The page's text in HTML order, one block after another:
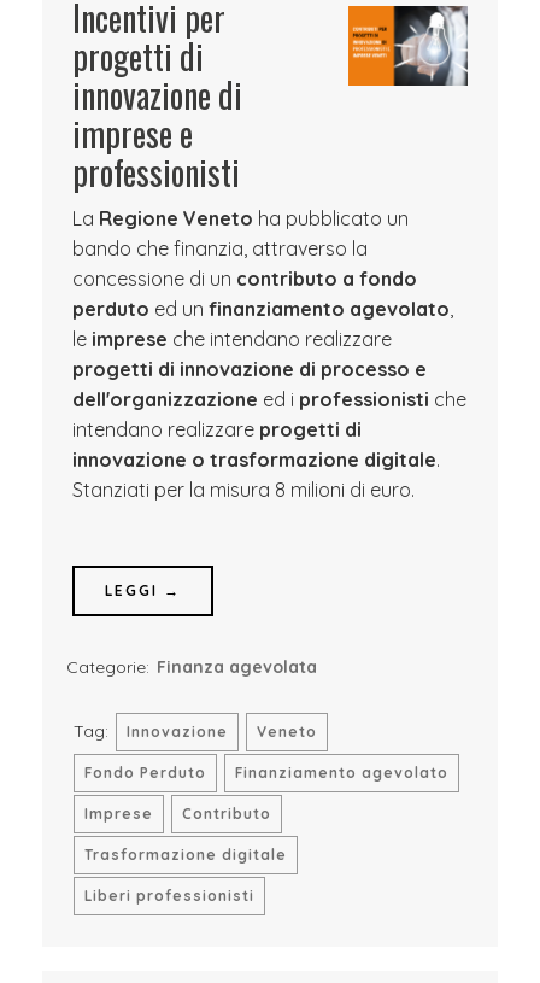
Incentivi per
progetti di
innovazione di
imprese e
professionisti
La Regione Veneto ha pubblicato un
bando che finanzia, attraverso la
concessione di un contributo a fondo
perduto ed un finanziamento agevolato,
le imprese che intendano realizzare
progetti di innovazione di processo e
dell'organizzazione ed i professionisti che
intendano realizzare progetti di
innovazione o trasformazione digitale.
Stanziati per la misura 8 milioni di euro.
LEGGI →
Categorie: Finanza agevolata
Tag: Innovazione Veneto
Fondo Perduto Finanziamento agevolato
Imprese Contributo
Trasformazione digitale
Liberi professionisti